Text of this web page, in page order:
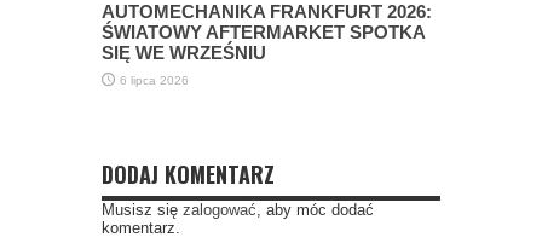
AUTOMECHANIKA FRANKFURT 2026:
ŚWIATOWY AFTERMARKET SPOTKA
SIĘ WE WRZEŚNIU
6 lipca 2026
DODAJ KOMENTARZ
Musisz się zalogować, aby móc dodać
komentarz.